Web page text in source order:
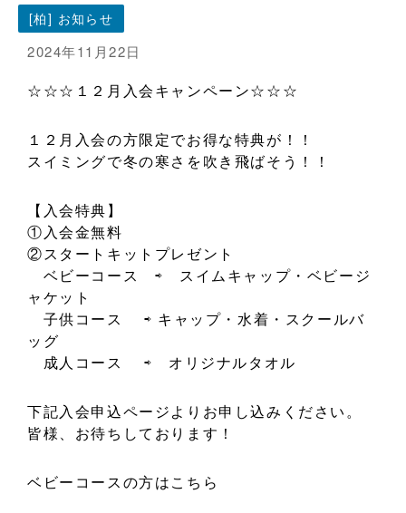
[柏] お知らせ
2024年11月22日
☆☆☆１２月入会キャンペーン☆☆☆
１２月入会の方限定でお得な特典が！！
スイミングで冬の寒さを吹き飛ばそう！！
【入会特典】
①入会金無料
②スタートキットプレゼント
ベビーコース ⇨ スイムキャップ・ベビージ
ャケット
子供コース ⇨ キャップ・水着・スクールバ
ッグ
成人コース ⇨ オリジナルタオル
下記入会申込ページよりお申し込みください。
皆様、お待ちしております！
ベビーコースの方はこちら